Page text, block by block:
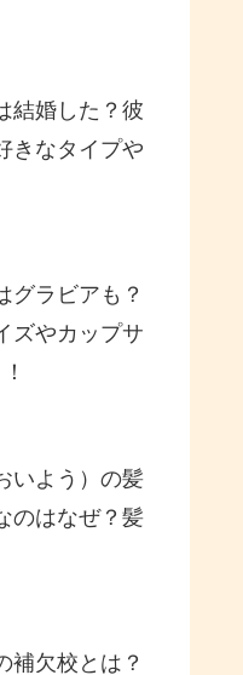
結婚した？彼
きなタイプや
グラビアも？
ズやカップサ
いよう）の髪
のはなぜ？髪
補欠校とは？